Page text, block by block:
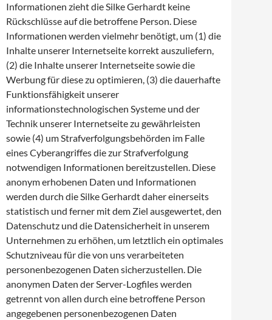
Informationen zieht die Silke Gerhardt keine
Rückschlüsse auf die betroffene Person. Diese
Informationen werden vielmehr benötigt, um (1) die
Inhalte unserer Internetseite korrekt auszuliefern,
(2) die Inhalte unserer Internetseite sowie die
Werbung für diese zu optimieren, (3) die dauerhafte
Funktionsfähigkeit unserer
informationstechnologischen Systeme und der
Technik unserer Internetseite zu gewährleisten
sowie (4) um Strafverfolgungsbehörden im Falle
eines Cyberangriffes die zur Strafverfolgung
notwendigen Informationen bereitzustellen. Diese
anonym erhobenen Daten und Informationen
werden durch die Silke Gerhardt daher einerseits
statistisch und ferner mit dem Ziel ausgewertet, den
Datenschutz und die Datensicherheit in unserem
Unternehmen zu erhöhen, um letztlich ein optimales
Schutzniveau für die von uns verarbeiteten
personenbezogenen Daten sicherzustellen. Die
anonymen Daten der Server-Logfiles werden
getrennt von allen durch eine betroffene Person
angegebenen personenbezogenen Daten